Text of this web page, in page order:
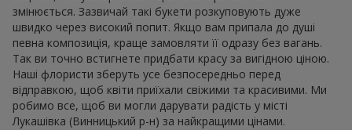
змінюється. Зазвичай такі букети розкуповують дуже
швидко через високий попит. Якщо вам припала до душі
певна композиція, краще замовляти її одразу без вагань.
Так ви точно встигнете придбати красу за вигідною ціною.
Наші флористи зберуть усе безпосередньо перед
відправкою, щоб квіти приїхали свіжими та красивими. Ми
робимо все, щоб ви могли дарувати радість у місті
Лукашівка (Винницький р-н) за найкращими цінами.